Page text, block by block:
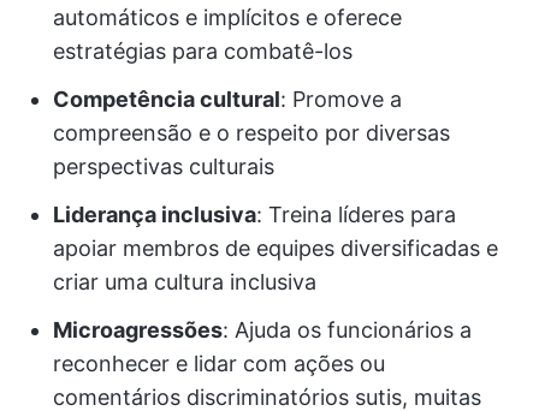
automáticos e implícitos e oferece
estratégias para combatê-los
Competência cultural: Promove a
compreensão e o respeito por diversas
perspectivas culturais
Liderança inclusiva: Treina líderes para
apoiar membros de equipes diversificadas e
criar uma cultura inclusiva
Microagressões: Ajuda os funcionários a
reconhecer e lidar com ações ou
comentários discriminatórios sutis, muitas